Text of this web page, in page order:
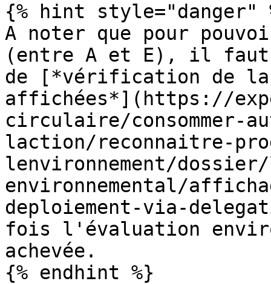
{% hint style="danger"
A noter que pour
(entre A et E), il faut
de [*vérification de
affichées*](https://
circulaire/consommer-
laction/reconnaitre-
lenvironnement/
environnemental/
deploiement-via-
fois l'évaluation
achevée.
{% endhint %}